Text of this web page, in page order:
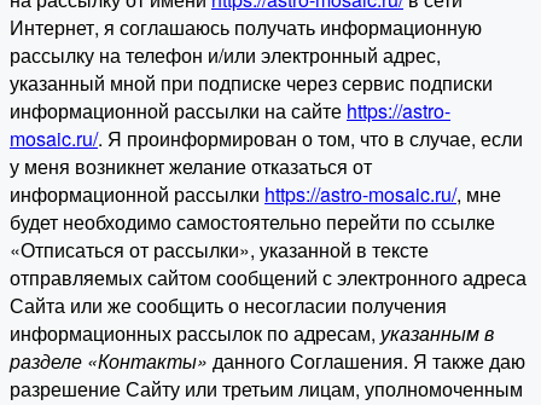
Интернет, я соглашаюсь получать информационную
рассылку на телефон и/или электронный адрес,
указанный мной при подписке через сервис подписки
информационной рассылки на сайте https://astro-
mosaic.ru/. Я проинформирован о том, что в случае, если
у меня возникнет желание отказаться от
информационной рассылки https://astro-mosaic.ru/, мне
будет необходимо самостоятельно перейти по ссылке
«Отписаться от рассылки», указанной в тексте
отправляемых сайтом сообщений с электронного адреса
Сайта или же сообщить о несогласии получения
информационных рассылок по адресам, указанным в
разделе «Контакты» данного Соглашения. Я также даю
разрешение Сайту или третьим лицам, уполномоченным